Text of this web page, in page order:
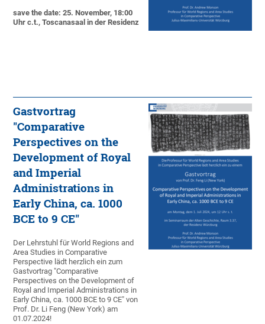
save the date: 25. November, 18:00
Uhr c.t., Toscanasaal in der Residenz
Gastvortrag
"Comparative
Perspectives on the
Development of Royal
and Imperial
Administrations in
Early China, ca. 1000
BCE to 9 CE"
Der Lehrstuhl für World Regions and
Area Studies in Comparative
Perspective lädt herzlich ein zum
Gastvortrag "Comparative
Perspectives on the Development of
Royal and Imperial Administrations in
Early China, ca. 1000 BCE to 9 CE" von
Prof. Dr. Li Feng (New York) am
01.07.2024!